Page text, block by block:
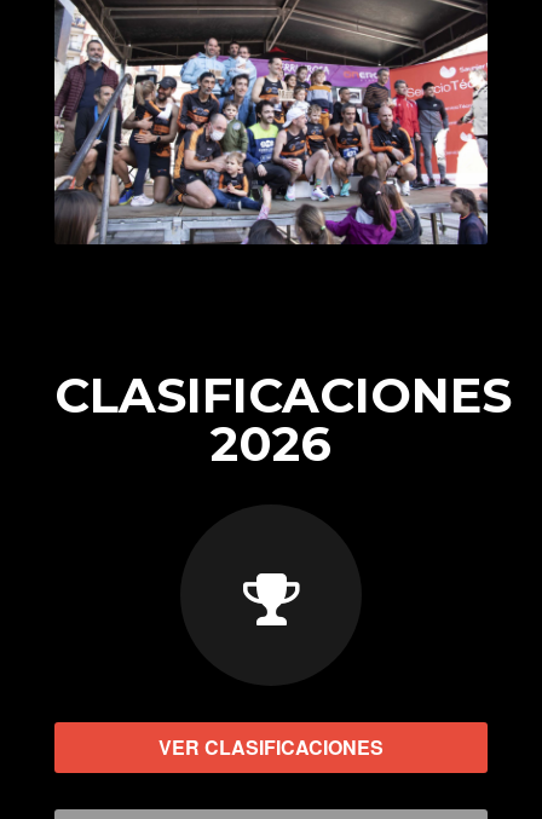
CLASIFICACIONES
2026
VER CLASIFICACIONES